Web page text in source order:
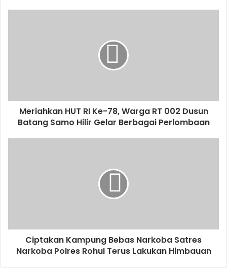
Meriahkan HUT RI Ke-78, Warga RT 002 Dusun
Batang Samo Hilir Gelar Berbagai Perlombaan
Ciptakan Kampung Bebas Narkoba Satres
Narkoba Polres Rohul Terus Lakukan Himbauan